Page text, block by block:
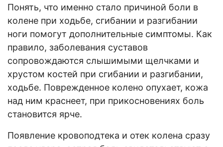
Понять, что именно стало причиной боли в
колене при ходьбе, сгибании и разгибании
ноги помогут дополнительные симптомы. Как
правило, заболевания суставов
сопровождаются слышимыми щелчками и
хрустом костей при сгибании и разгибании,
ходьбе. Поврежденное колено опухает, кожа
над ним краснеет, при прикосновениях боль
становится ярче.
Появление кровоподтека и отек колена сразу